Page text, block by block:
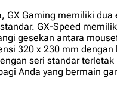
Gaming memiliki
GX-Speed
gesekan antara
320 x 230 mm
seri standar
Anda yang bermain